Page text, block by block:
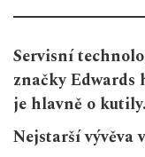
Servisní
značky Edwards
je hlavně o kutily.
Nejstarší vývěva